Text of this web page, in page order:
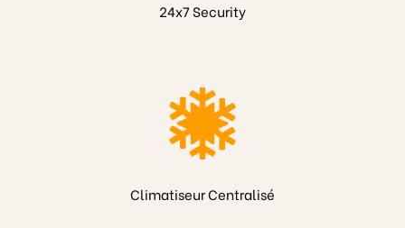
24x7 Security
Climatiseur Centralisé